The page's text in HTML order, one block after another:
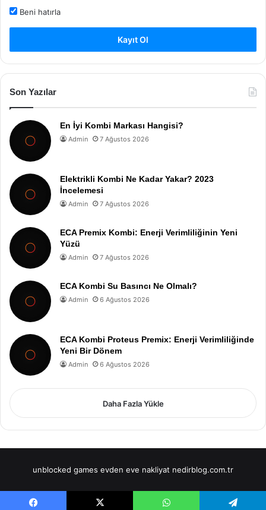
Beni hatırla
Kayıt Ol
Son Yazılar
En İyi Kombi Markası Hangisi?
Admin 7 Ağustos 2026
Elektrikli Kombi Ne Kadar Yakar? 2023
İncelemesi
Admin 7 Ağustos 2026
ECA Premix Kombi: Enerji Verimliliğinin Yeni
Yüzü
Admin 7 Ağustos 2026
ECA Kombi Su Basıncı Ne Olmalı?
Admin 6 Ağustos 2026
ECA Kombi Proteus Premix: Enerji Verimliliğinde
Yeni Bir Dönem
Admin 6 Ağustos 2026
Daha Fazla Yükle
unblocked games evden eve nakliyat nedirblog.com.tr